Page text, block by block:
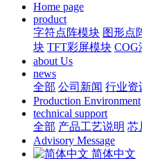
Home page
product
字符点阵模块 图形点
块 TFT彩屏模块 COG
about Us
news
全部 公司新闻 行业资
Production Environment
technical support
全部 产品工艺说明 芯
Advisory Message
简体中文